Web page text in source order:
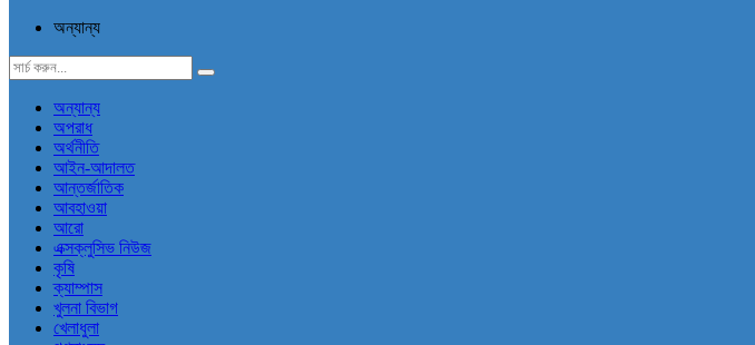
অন্যান্য
অন্যান্য
অপরাধ
অর্থনীতি
আইন-আদালত
আন্তর্জাতিক
আবহাওয়া
আরো
এক্সক্লুসিভ নিউজ
কৃষি
ক্যাম্পাস
খুলনা বিভাগ
খেলাধুলা